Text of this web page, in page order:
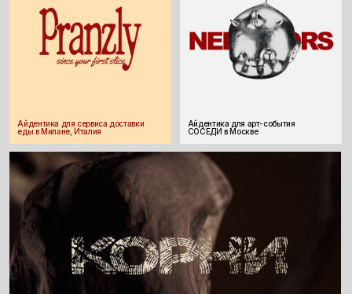
ПОДРОБНЕЕ
ОТ 2000 РУБ ЧАС